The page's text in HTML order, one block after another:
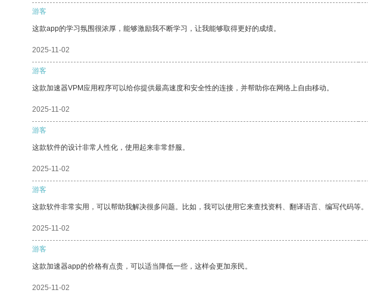
游客
这款app的学习氛围很浓厚，能够激励我不断学习，让我能够取得更好的成绩。
2025-11-02
游客
这款加速器VPM应用程序可以给你提供最高速度和安全性的连接，并帮助你在网络上自由移动。
2025-11-02
游客
这款软件的设计非常人性化，使用起来非常舒服。
2025-11-02
游客
这款软件非常实用，可以帮助我解决很多问题。比如，我可以使用它来查找资料、翻译语言、编写代码等。
2025-11-02
游客
这款加速器app的价格有点贵，可以适当降低一些，这样会更加亲民。
2025-11-02